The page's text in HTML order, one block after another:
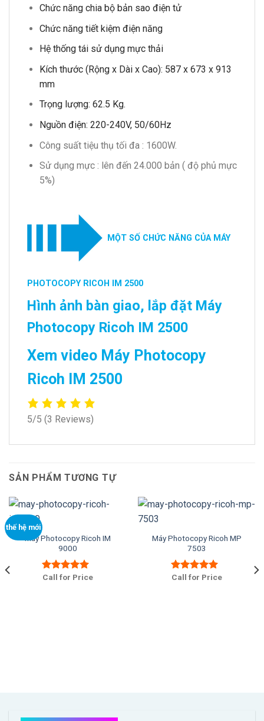
Chức năng chia bộ bản sao điện tử
Chức năng tiết kiệm điện năng
Hệ thống tái sử dụng mực thải
Kích thước (Rộng x Dài x Cao): 587 x 673 x 913
mm
Trọng lượng: 62.5 Kg.
Nguồn điện: 220-240V, 50/60Hz
Công suất tiệu thụ tối đa : 1600W.
Sử dụng mực : lên đến 24.000 bản ( độ phủ mực
5%)
MỘT SỐ CHỨC NĂNG CỦA MÁY
PHOTOCOPY RICOH IM 2500
Hình ảnh bàn giao, lắp đặt Máy
Photocopy Ricoh IM 2500
Xem video Máy Photocopy
Ricoh IM 2500
5/5 (3 Reviews)
SẢN PHẨM TƯƠNG TỰ
thế hệ mới
Máy Photocopy Ricoh IM
9000
Được xếp
Call for Price
Máy Photocopy Ricoh MP
7503
Được xếp
Call for Price